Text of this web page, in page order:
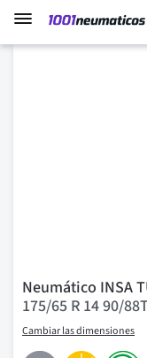
Neumático INSA
175/65 R 14 90/
Cambiar las dimensiones